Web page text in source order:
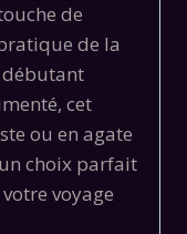
de
de la
débutant
cet
ou en agate
choix parfait
voyage